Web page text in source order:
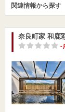
関連情報から探す
奈良町家 和鹿
-